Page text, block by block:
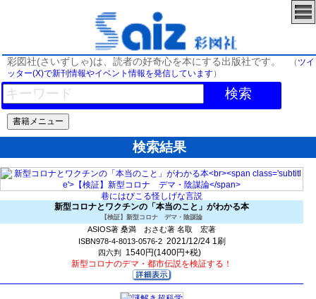
彩図社(さいずしゃ)は、読者の好奇心を本にする出版社です。 （ ツイ
ッター(X)で新刊情報やイベント情報を発信しています）
検索
検索結果
巷にはびこる怪しげな言説
新型コロナとワクチンの「本当のこと」がわかる本
【検証】新型コロナ デマ・陰謀論
ASIOS著 桑満 おさむ著 名取 宏著
ISBN978-4-8013-0576-2 2021/12/24 1刷
四六判
1540円(1400円+税)
新型コロナのデマ・都市伝説を検証する！